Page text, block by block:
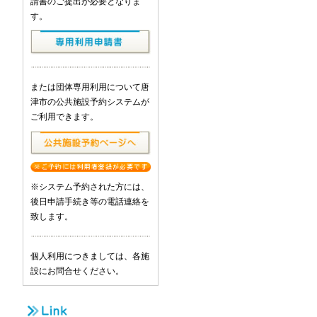
す。
または団体専用利用について唐
津市の公共施設予約システムが
ご利用できます。
※システム予約された方には、
後日申請手続き等の電話連絡を
致します。
個人利用につきましては、各施
設にお問合せください。